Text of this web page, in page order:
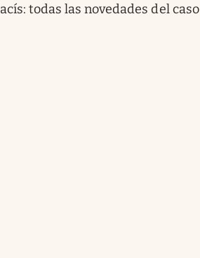
todas las novedades del caso